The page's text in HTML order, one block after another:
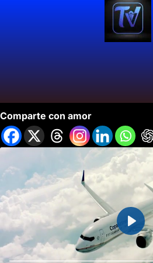
Comparte con amor